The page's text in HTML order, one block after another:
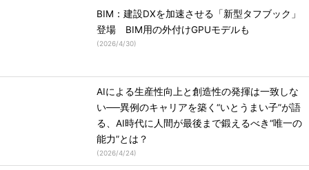
BIM：建設DXを加速させる「新型タフブック」
登場 BIM用の外付けGPUモデルも
(2026/4/30)
AIによる生産性向上と創造性の発揮は一致しな
い──異例のキャリアを築く“いとうまい子”が語
る、AI時代に人間が最後まで鍛えるべき“唯一の
能力”とは？
(2026/4/24)